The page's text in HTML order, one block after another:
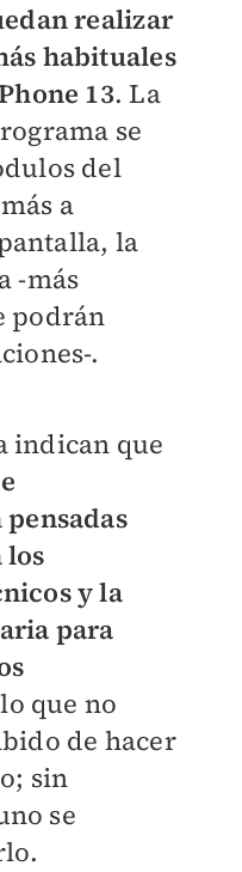
realizar
habituales
13. La
se
del
a
la
-más
podrán
.
indican que
los
y la
para
que no
de hacer
sin
se